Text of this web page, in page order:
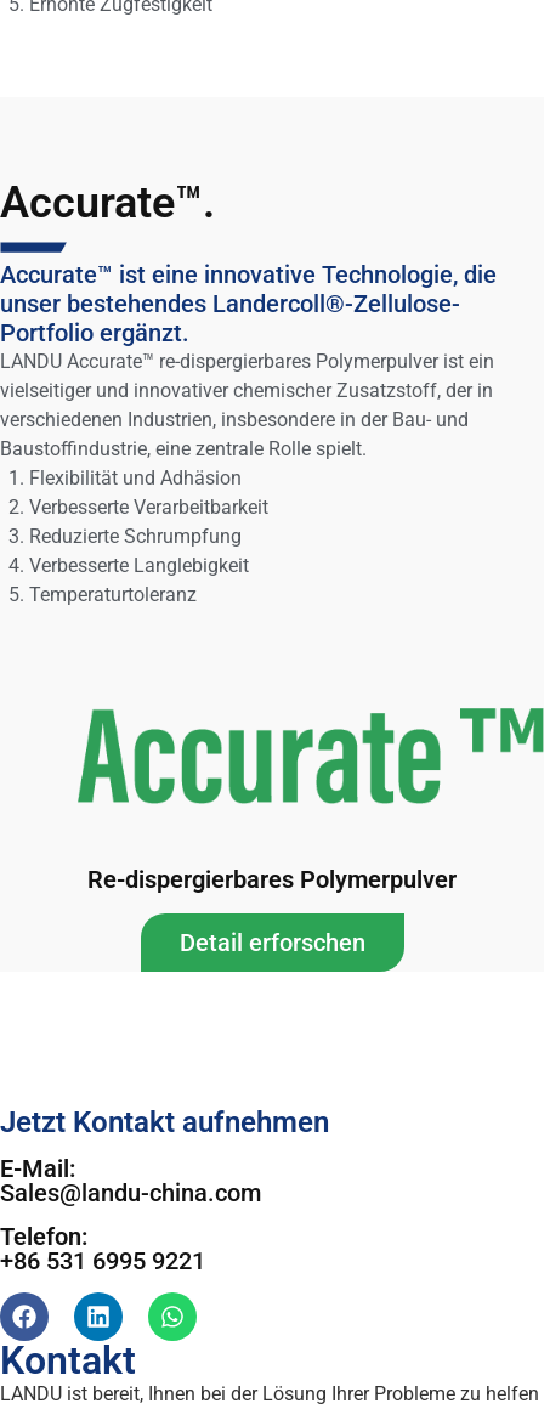
Accurate™.
Accurate™ ist eine innovative Technologie, die
unser bestehendes Landercoll®-Zellulose-
Portfolio ergänzt.
LANDU Accurate™ re-dispergierbares Polymerpulver ist ein
vielseitiger und innovativer chemischer Zusatzstoff, der in
verschiedenen Industrien, insbesondere in der Bau- und
Baustoffindustrie, eine zentrale Rolle spielt.
Flexibilität und Adhäsion
Verbesserte Verarbeitbarkeit
Reduzierte Schrumpfung
Verbesserte Langlebigkeit
Temperaturtoleranz
Re-dispergierbares Polymerpulver
Detail erforschen
Jetzt Kontakt aufnehmen
E-Mail:
Sales@landu-china.com
Telefon:
+86 531 6995 9221
Kontakt
LANDU ist bereit, Ihnen bei der Lösung Ihrer Probleme zu helfen